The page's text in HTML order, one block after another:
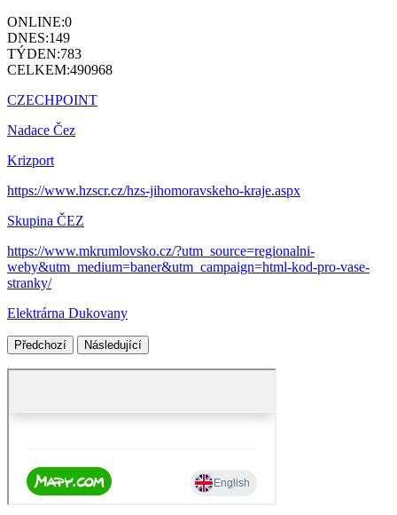
ONLINE:0
DNES:149
TÝDEN:783
CELKEM:490968
CZECHPOINT
Nadace Čez
Krizport
https://www.hzscr.cz/hzs-jihomoravskeho-kraje.aspx
Skupina ČEZ
https://www.mkrumlovsko.cz/?utm_source=regionalni-
weby&utm_medium=baner&utm_campaign=html-kod-pro-vase-
stranky/
Elektrárna Dukovany
Předchozí Následující